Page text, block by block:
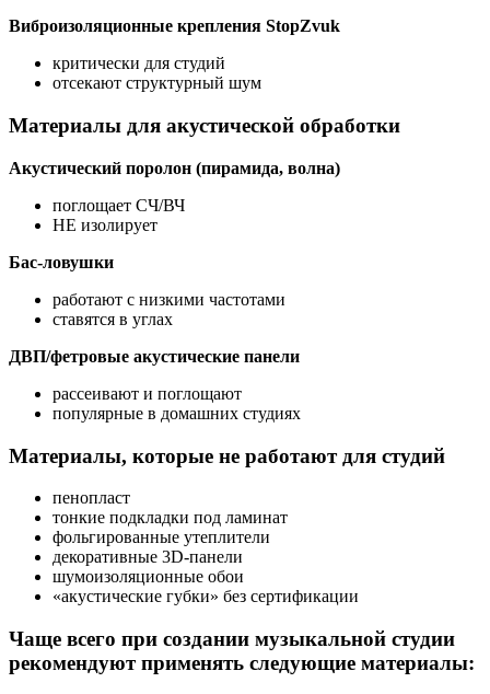
Виброизоляционные крепления StopZvuk
критически для студий
отсекают структурный шум
Материалы для акустической обработки
Акустический поролон (пирамида, волна)
поглощает СЧ/ВЧ
НЕ изолирует
Бас-ловушки
работают с низкими частотами
ставятся в углах
ДВП/фетровые акустические панели
рассеивают и поглощают
популярные в домашних студиях
Материалы, которые не работают для студий
пенопласт
тонкие подкладки под ламинат
фольгированные утеплители
декоративные 3D-панели
шумоизоляционные обои
«акустические губки» без сертификации
Чаще всего при создании музыкальной студии
рекомендуют применять следующие материалы: